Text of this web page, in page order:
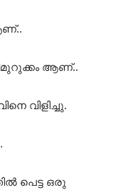
ആണ്..
വിളിച്ചു.
പെട്ട ഒരു